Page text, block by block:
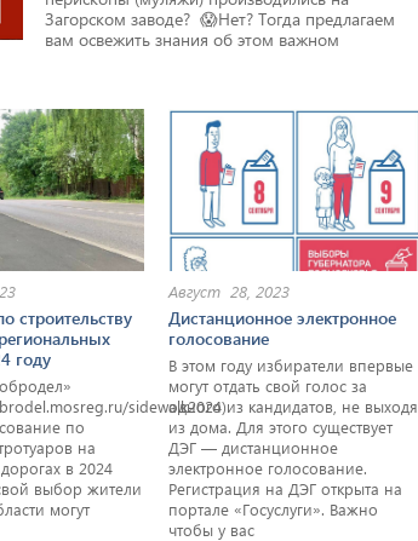
Загорском заводе? 😱Нет? Тогда предлагаем
вам освежить знания об этом важном
строительству
году
sidewalk2024)
по
на
в 2024
выбор жители
могут
Август 28, 2023
Дистанционное электронное
голосование
В этом году избиратели впервые
могут отдать свой голос за
одного из кандидатов, не выходя
из дома. Для этого существует
ДЭГ — дистанционное
электронное голосование.
Регистрация на ДЭГ открыта на
портале «Госуслуги». Важно
чтобы у вас